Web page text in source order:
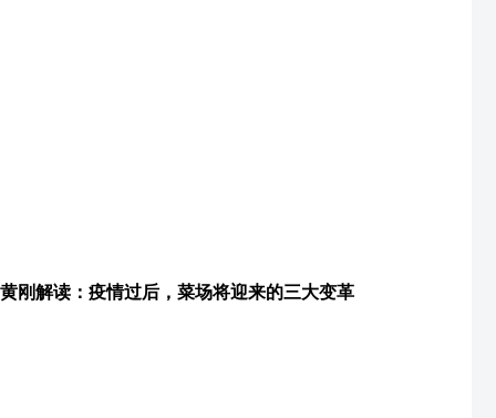
黄刚解读：疫情过后，菜场将迎来的三大变革